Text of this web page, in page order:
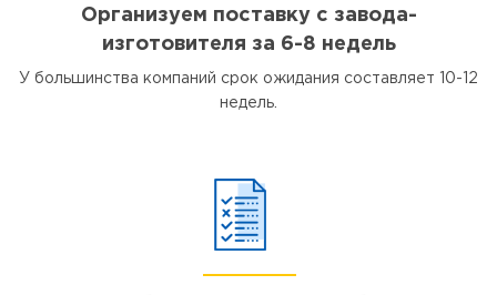
Организуем поставку с завода-
изготовителя за 6-8 недель
У большинства компаний срок ожидания составляет 10-12
недель.